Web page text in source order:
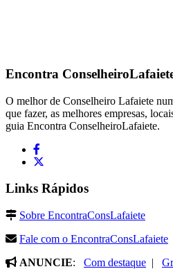
Encontra
O melhor de Conselheiro Lafaiete
que fazer, as melhores empresas,
guia Encontra ConselheiroLafaiete.
Links Rápidos
Sobre EncontraConsLafaiete
Fale com o EncontraConsLafaiete
ANUNCIE: Com destaque |